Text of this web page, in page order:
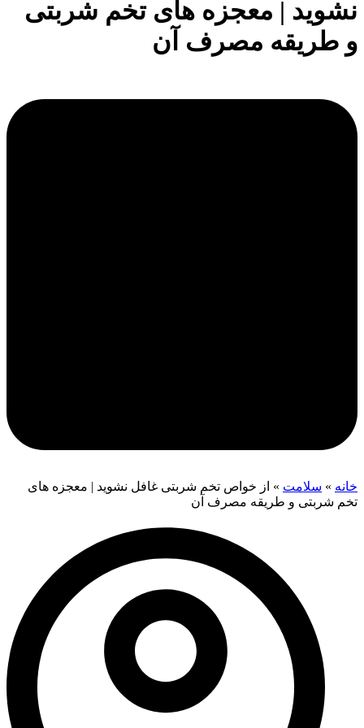
نشوید | معجزه های تخم شربتی
و طریقه مصرف آن
خانه » سلامت » از خواص تخم شربتی غافل نشوید | معجزه های
تخم شربتی و طریقه مصرف آن